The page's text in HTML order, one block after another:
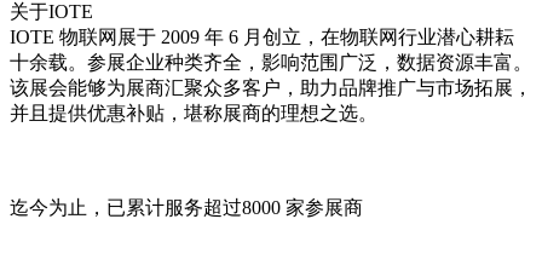
关于IOTE
IOTE 物联网展于 2009 年 6 月创立，在物联网行业潜心耕耘
十余载。参展企业种类齐全，影响范围广泛，数据资源丰富。
该展会能够为展商汇聚众多客户，助力品牌推广与市场拓展，
并且提供优惠补贴，堪称展商的理想之选。
迄今为止，已累计服务超过8000 家参展商